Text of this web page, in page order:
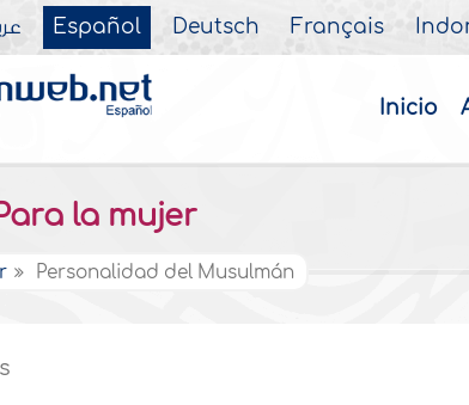
Español Deutsch Français
Inicio
la mujer
Personalidad del Musulmán